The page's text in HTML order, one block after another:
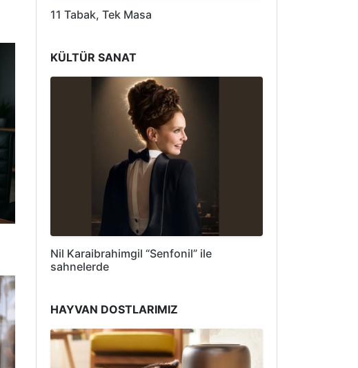
11 Tabak, Tek Masa
KÜLTÜR SANAT
Nil Karaibrahimgil “Senfonil” ile
sahnelerde
HAYVAN DOSTLARIMIZ